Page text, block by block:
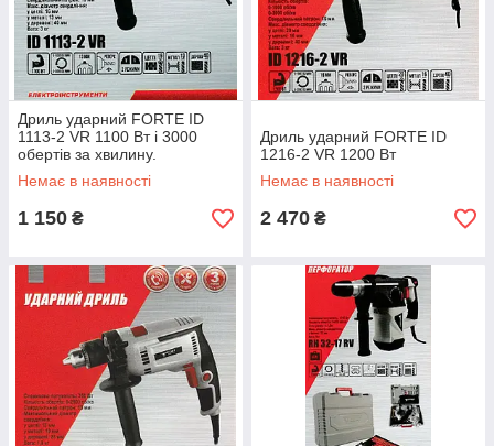
Дриль ударний FORTE ID
1113-2 VR 1100 Вт і 3000
обертів за хвилину.
Немає в наявності
1 150 ₴
Дриль ударний FORTE ID
1216-2 VR 1200 Вт
Немає в наявності
2 470 ₴